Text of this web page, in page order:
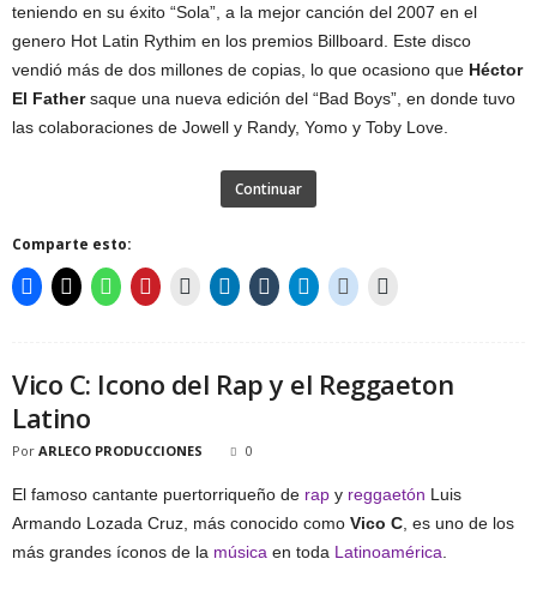
teniendo en su éxito “Sola”, a la mejor canción del 2007 en el
genero Hot Latin Rythim en los premios Billboard. Este disco
vendió más de dos millones de copias, lo que ocasiono que Héctor
El Fathersaque una nueva edición del “Bad Boys”, en donde tuvo
las colaboraciones de Jowell y Randy, Yomo y Toby Love.
Continuar
Comparte esto:
Vico C: Icono del Rap y el Reggaeton
Latino
Por ARLECO PRODUCCIONES 0
El famoso cantante puertorriqueño de rap y reggaetón Luis
Armando Lozada Cruz, más conocido como Vico C , es uno de los
más grandes íconos de la música en toda Latinoamérica